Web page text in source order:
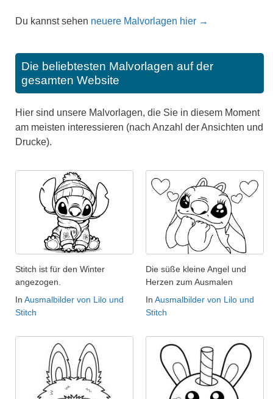
Du kannst sehen neuere Malvorlagen hier →
Die beliebtesten Malvorlagen auf der
gesamten Website
Hier sind unsere Malvorlagen, die Sie in diesem Moment
am meisten interessieren (nach Anzahl der Ansichten und
Drucke).
Stitch ist für den Winter
angezogen.
In Ausmalbilder von Lilo und
Stitch
Die süße kleine Angel und
Herzen zum Ausmalen
In Ausmalbilder von Lilo und
Stitch